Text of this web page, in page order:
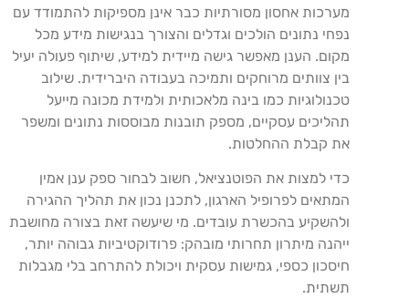
מערכות אחסון מסורתיות כבר אינן מספיקות להתמודד עם
נפחי נתונים הולכים וגדלים והצורך בנגישות מידע מכל
מקום. הענן מאפשר גישה מיידית למידע, שיתוף פעולה יעיל
בין צוותים מרוחקים ותמיכה בעבודה היברידית. שילוב
טכנולוגיות כמו בינה מלאכותית ולמידת מכונה מייעל
תהליכים עסקיים, מספק תובנות מבוססות נתונים ומשפר
את קבלת ההחלטות.
כדי למצות את הפוטנציאל, חשוב לבחור ספק ענן אמין
המתאים לפרופיל הארגון, לתכנן נכון את תהליך ההגירה
ולהשקיע בהכשרת עובדים. מי שיעשה זאת בצורה מחושבת
ייהנה מיתרון תחרותי מובהק: פרודוקטיביות גבוהה יותר,
חיסכון כספי, גמישות עסקית ויכולת להתרחב בלי מגבלות
תשתית.